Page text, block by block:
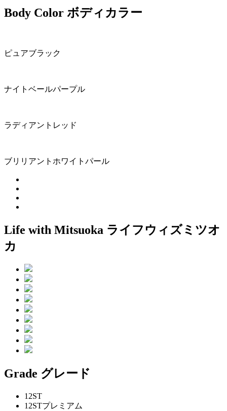
Body Color ボディカラー
ピュアブラック
ナイトベールパープル
ラディアントレッド
ブリリアントホワイトパール
Life with Mitsuoka ライフウィズミツオ
カ
Grade グレード
12ST
12STプレミアム